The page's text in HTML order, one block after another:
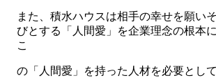
また、積水ハウスは相手の幸せを願い
びとする「人間愛」を企業理念の根本
こ
の「人間愛」を持った人材を必要とし